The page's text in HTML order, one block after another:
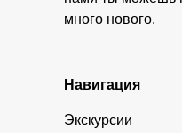
много нового.
Навигация
Экскурсии